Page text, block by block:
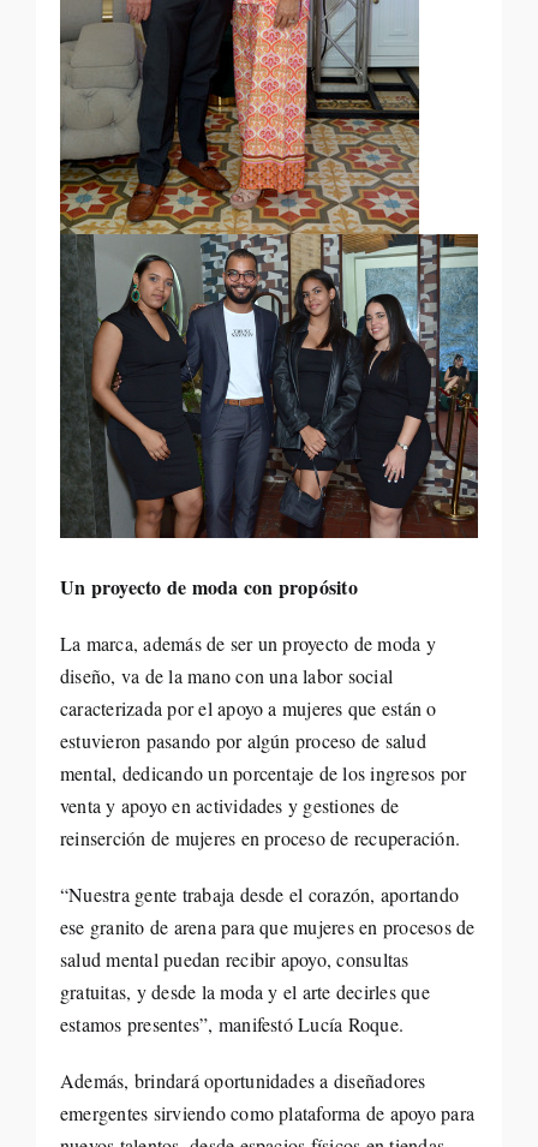
Un proyecto de moda con propósito
La marca, además de ser un proyecto de moda y
diseño, va de la mano con una labor social
caracterizada por el apoyo a mujeres que están o
estuvieron pasando por algún proceso de salud
mental, dedicando un porcentaje de los ingresos por
venta y apoyo en actividades y gestiones de
reinserción de mujeres en proceso de recuperación.
“Nuestra gente trabaja desde el corazón, aportando
ese granito de arena para que mujeres en procesos de
salud mental puedan recibir apoyo, consultas
gratuitas, y desde la moda y el arte decirles que
estamos presentes”, manifestó Lucía Roque.
Además, brindará oportunidades a diseñadores
emergentes sirviendo como plataforma de apoyo para